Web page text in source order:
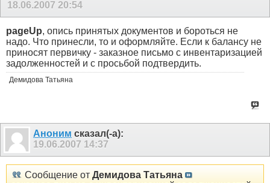
18.06.2007 20:54
pageUp, опись принятых документов и бороться не
надо. Что принесли, то и оформляйте. Если к балансу не
приносят первичку - заказное письмо с инвентаризацией
задолженностей и с просьбой подтвердить.
Демидова Татьяна
Аноним сказал(-а):
19.06.2007 14:37
Сообщение от Демидова Татьяна